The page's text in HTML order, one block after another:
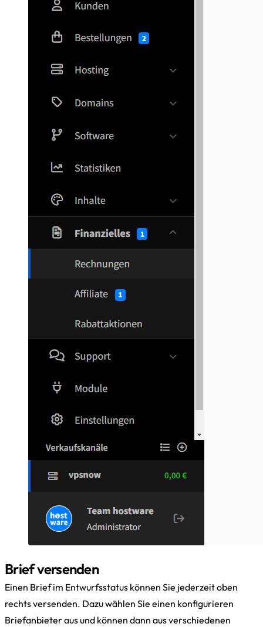
Brief versenden
Einen Brief im Entwurfsstatus können Sie jederzeit oben
rechts versenden. Dazu wählen Sie einen konfigurieren
Briefanbieter aus und können dann aus verschiedenen